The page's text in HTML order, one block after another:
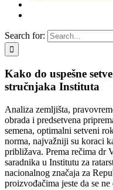
Search for:
Kako do uspešne
stručnjaka Instituta
Analiza zemljišta,
obrada i predsetvena
semena, optimalni setveni
norma, najvažniji su koraci
približava. Prema rečima dr
saradnika u Institutu za
nacionalnog značaja za
proizvođačima jeste da se